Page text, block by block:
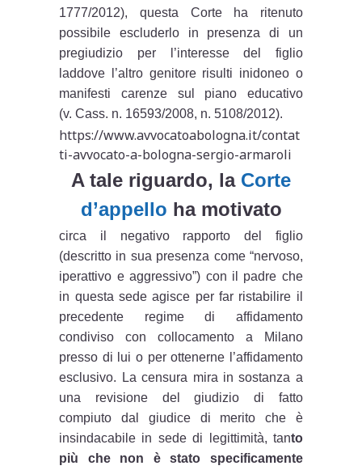
1777/2012), questa Corte ha ritenuto
possibile escluderlo in presenza di un
pregiudizio per l’interesse del figlio
laddove l’altro genitore risulti inidoneo o
manifesti carenze sul piano educativo
(v. Cass. n. 16593/2008, n. 5108/2012).
https://www.avvocatoabologna.it/contat
ti-avvocato-a-bologna-sergio-armaroli
A tale riguardo, la Corte
d’appello ha motivato
circa il negativo rapporto del figlio
(descritto in sua presenza come “nervoso,
iperattivo e aggressivo”) con il padre che
in questa sede agisce per far ristabilire il
precedente regime di affidamento
condiviso con collocamento a Milano
presso di lui o per ottenerne l’affidamento
esclusivo. La censura mira in sostanza a
una revisione del giudizio di fatto
compiuto dal giudice di merito che è
insindacabile in sede di legittimità, tanto
più che non è stato specificamente